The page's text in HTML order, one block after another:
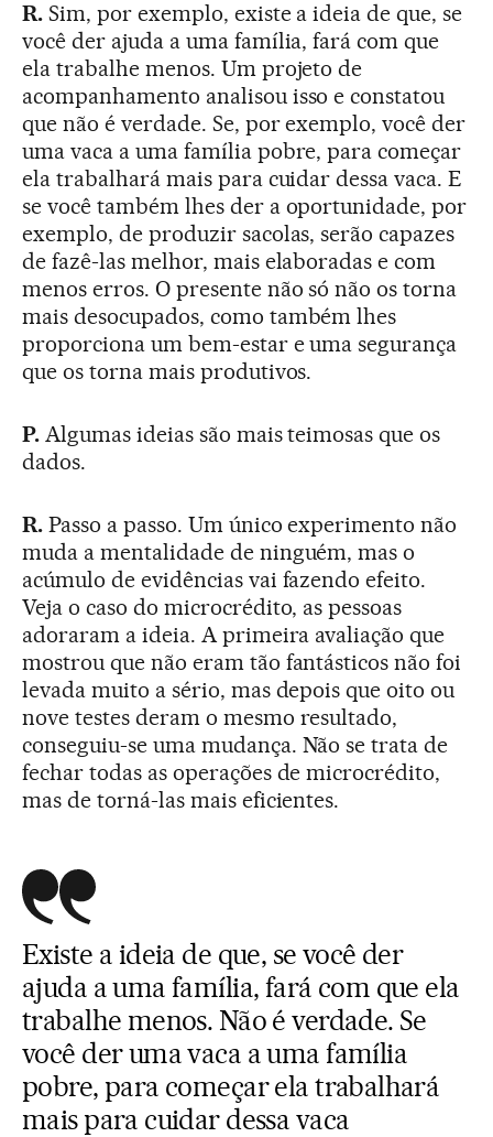
R. Sim, por exemplo, existe a ideia de que, se
você der ajuda a uma família, fará com que
ela trabalhe menos. Um projeto de
acompanhamento analisou isso e constatou
que não é verdade. Se, por exemplo, você der
uma vaca a uma família pobre, para começar
ela trabalhará mais para cuidar dessa vaca. E
se você também lhes der a oportunidade, por
exemplo, de produzir sacolas, serão capazes
de fazê-las melhor, mais elaboradas e com
menos erros. O presente não só não os torna
mais desocupados, como também lhes
proporciona um bem-estar e uma segurança
que os torna mais produtivos.
P. Algumas ideias são mais teimosas que os
dados.
R. Passo a passo. Um único experimento não
muda a mentalidade de ninguém, mas o
acúmulo de evidências vai fazendo efeito.
Veja o caso do microcrédito, as pessoas
adoraram a ideia. A primeira avaliação que
mostrou que não eram tão fantásticos não foi
levada muito a sério, mas depois que oito ou
nove testes deram o mesmo resultado,
conseguiu-se uma mudança. Não se trata de
fechar todas as operações de microcrédito,
mas de torná-las mais eficientes.
Existe a ideia de que, se você der
ajuda a uma família, fará com que ela
trabalhe menos. Não é verdade. Se
você der uma vaca a uma família
pobre, para começar ela trabalhará
mais para cuidar dessa vaca